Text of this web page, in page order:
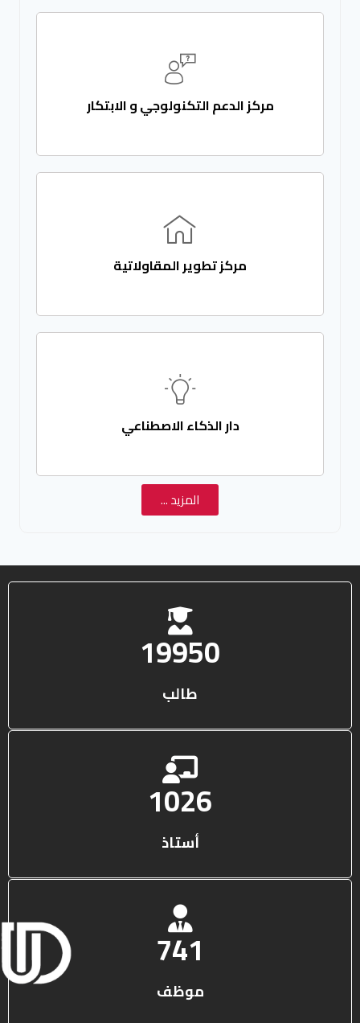
مركز الدعم التكنولوجي و الابتكار
مركز تطوير المقاولاتية
دار الذكاء الاصطناعي
المزيد ...
25578
طالب
1316
أستاذ
950
موظف